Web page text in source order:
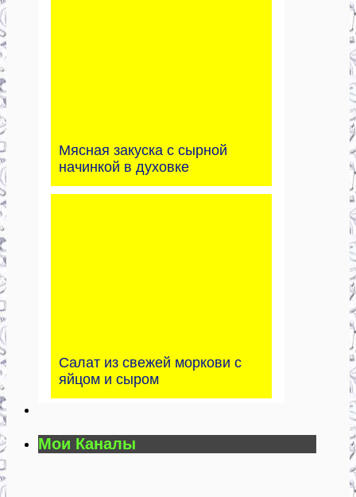
Мясная закуска с сырной
начинкой в духовке
Салат из свежей моркови с
яйцом и сыром
Мои Каналы